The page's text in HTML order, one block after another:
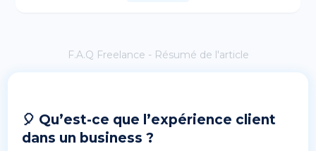
F.A.Q Freelance - Résumé de l'article
🎈 Qu’est-ce que l’expérience client
dans un business ?